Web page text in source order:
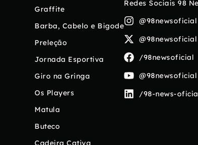
Graffite
Barba, Cabelo e Bigode
Preleção
Jornada Esportiva
Giro na Gringa
Os Players
Matula
Buteco
Cadeira Cativa
Redes Sociais 98
@98newsoficial
@98newsoficial
/98newsoficial
@98newsoficial
/98-news-